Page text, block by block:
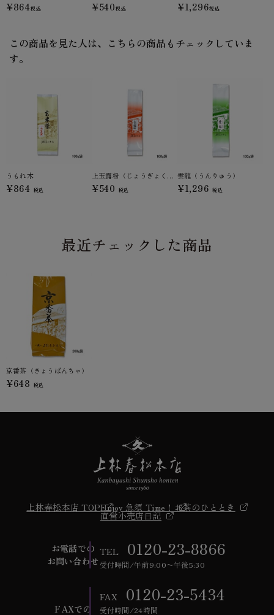
¥864税込 ¥540税込 ¥1,296税込
この商品を見た人は、こちらの商品もチェックしていま
す。
うもれ木
¥864 税込
上玉露粉（じょうぎょくろこ）
¥540 税込
雲龍（うんりゅう）
¥1,296 税込
最近チェックした商品
京番茶（きょうばんちゃ）
¥648 税込
上林春松本店 TOPEnjoy 急須 Time！ お茶のひととき
直営小売店日記
お電話での
お問い合わせ
TEL 0120-23-8866
受付時間/午前9:00〜午後5:30
FAXでの
FAX 0120-23-5434
受付時間/24時間